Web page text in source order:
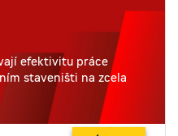
efektivitu práce
staveništi na zcela